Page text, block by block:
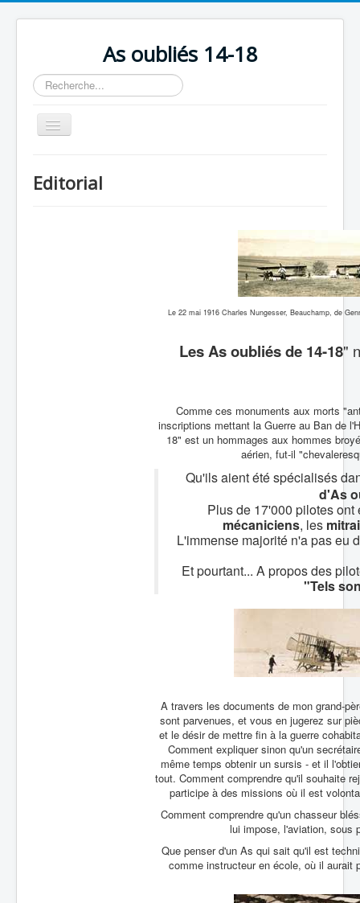
As oubliés 14-18
Rechercher
Basculer
la
Chronologie
Editorial
Le 22 mai 1916 Charles Nungesser, Beauchamp, de
Les As oubliés de 14-18"
Comme ces monuments aux morts
inscriptions mettant la Guerre au Ban de
18" est un hommages aux hommes
aérien, fut-il
Qu'ils aient été spécialisés
d'As
Plus de 17'000 pilotes
mécaniciens, les
L'immense majorité n'a pas eu
Et pourtant... A propos des
"Tels
A travers les documents de mon grand-
sont parvenues, et vous en jugerez sur
et le désir de mettre fin à la guerre
Comment expliquer sinon qu'un
même temps obtenir un sursis - et il
tout. Comment comprendre qu'il souhaite
participe à des missions où il est
Comment comprendre qu'un chasseur
lui impose, l'aviation, sous
Que penser d'un As qui sait qu'il est
comme instructeur en école, où il aurait